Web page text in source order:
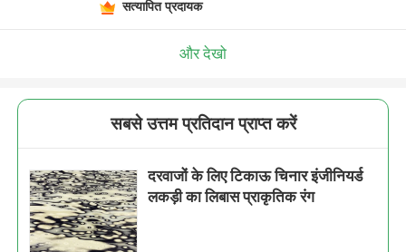
सत्यापित प्रदायक
और देखो
सबसे उत्तम प्रतिदान प्राप्त करें
दरवाजों के लिए टिकाऊ चिनार इंजीनियर्ड
लकड़ी का लिबास प्राकृतिक रंग